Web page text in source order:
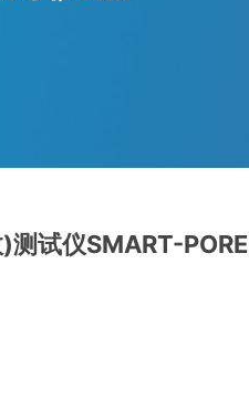
测试仪SMART-PORE